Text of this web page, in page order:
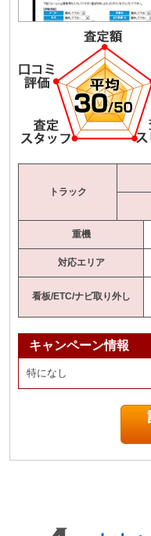
トラック
重機
対応エリア
看板/ETC/ナビ取り外し
キャンペーン情報
特になし